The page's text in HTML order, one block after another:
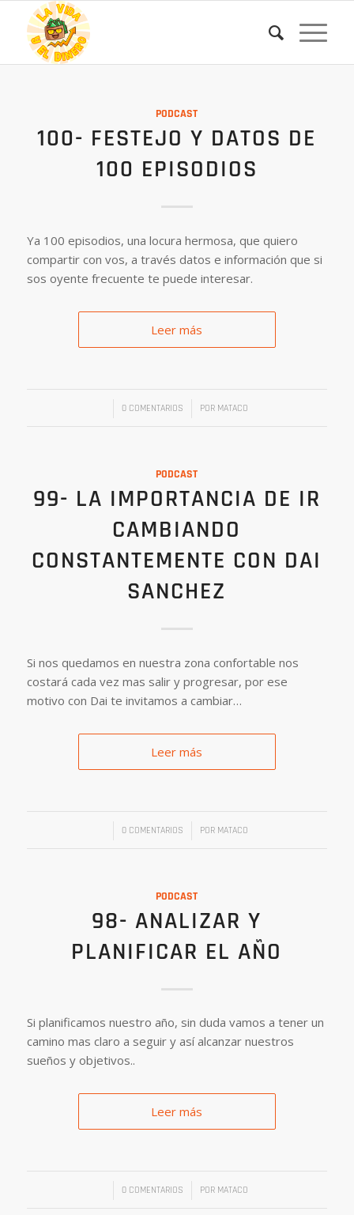
PODCAST
100- FESTEJO Y DATOS DE
100 EPISODIOS
Ya 100 episodios, una locura hermosa, que quiero
compartir con vos, a través datos e información que si
sos oyente frecuente te puede interesar.
Leer más
0 COMENTARIOS
/ POR MATACO
PODCAST
99- LA IMPORTANCIA DE IR
CAMBIANDO
CONSTANTEMENTE CON DAI
SANCHEZ
Si nos quedamos en nuestra zona confortable nos
costará cada vez mas salir y progresar, por ese
motivo con Dai te invitamos a cambiar…
Leer más
0 COMENTARIOS
/ POR MATACO
PODCAST
98- ANALIZAR Y
PLANIFICAR EL AÑO
Si planificamos nuestro año, sin duda vamos a tener un
camino mas claro a seguir y así alcanzar nuestros
sueños y objetivos..
Leer más
0 COMENTARIOS
/ POR MATACO